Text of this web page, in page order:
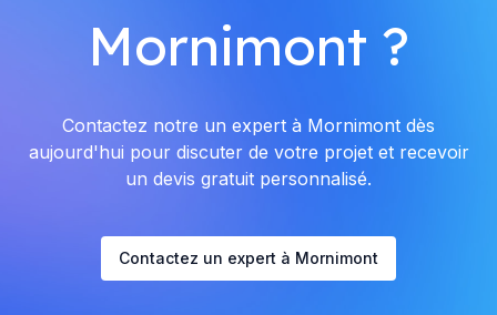
Mornimont ?
Contactez notre un expert à Mornimont dès
aujourd'hui pour discuter de votre projet et recevoir
un devis gratuit personnalisé.
Contactez un expert à Mornimont